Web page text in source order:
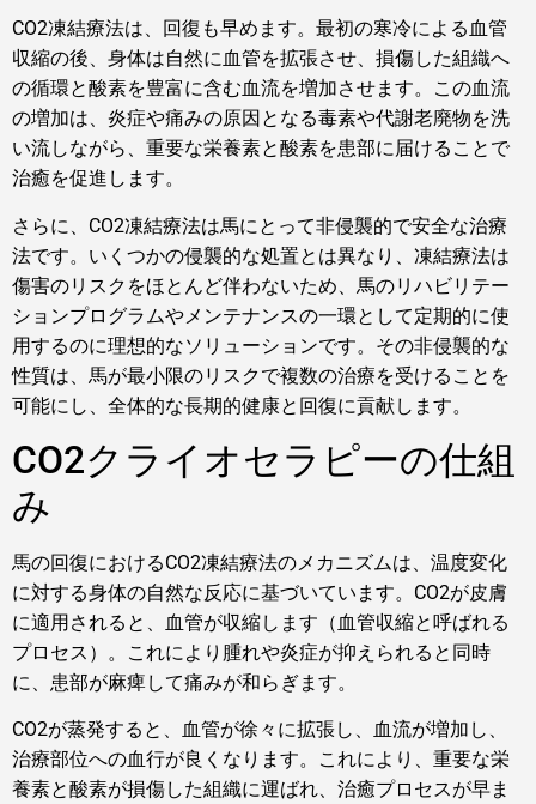
CO2凍結療法は、回復も早めます。最初の寒冷による血管
収縮の後、身体は自然に血管を拡張させ、損傷した組織へ
の循環と酸素を豊富に含む血流を増加させます。この血流
の増加は、炎症や痛みの原因となる毒素や代謝老廃物を洗
い流しながら、重要な栄養素と酸素を患部に届けることで
治癒を促進します。
さらに、CO2凍結療法は馬にとって非侵襲的で安全な治療
法です。いくつかの侵襲的な処置とは異なり、凍結療法は
傷害のリスクをほとんど伴わないため、馬のリハビリテー
ションプログラムやメンテナンスの一環として定期的に使
用するのに理想的なソリューションです。その非侵襲的な
性質は、馬が最小限のリスクで複数の治療を受けることを
可能にし、全体的な長期的健康と回復に貢献します。
CO2クライオセラピーの仕組
み
馬の回復におけるCO2凍結療法のメカニズムは、温度変化
に対する身体の自然な反応に基づいています。CO2が皮膚
に適用されると、血管が収縮します（血管収縮と呼ばれる
プロセス）。これにより腫れや炎症が抑えられると同時
に、患部が麻痺して痛みが和らぎます。
CO2が蒸発すると、血管が徐々に拡張し、血流が増加し、
治療部位への血行が良くなります。これにより、重要な栄
養素と酸素が損傷した組織に運ばれ、治癒プロセスが早ま